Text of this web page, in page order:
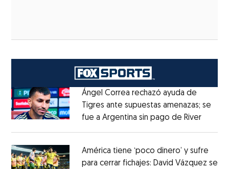
Ángel Correa rechazó ayuda de
Tigres ante supuestas amenazas; se
fue a Argentina sin pago de RiverOpens
América tiene ‘poco dinero’ y sufre
para cerrar fichajes: David Vázquez se